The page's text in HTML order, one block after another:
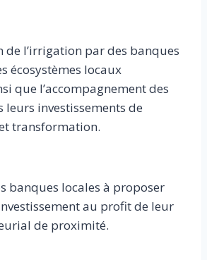
de l’irrigation par des banques
écosystèmes locaux
que l’accompagnement des
leurs investissements de
transformation.
banques locales à proposer
au profit de leur
de proximité.